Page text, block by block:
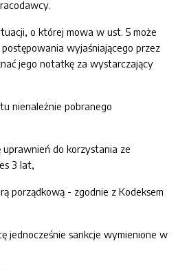
.
o której mowa w ust. 5 może
wyjaśniającego przez
jego notatkę za wystarczający
nienależnie pobranego
do korzystania ze
3 lat,
porządkową - zgodnie z Kodeksem
jednocześnie sankcje wymienione w